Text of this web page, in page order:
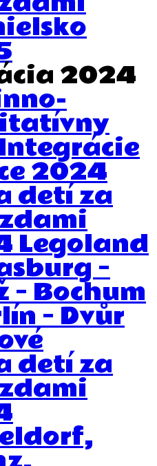
2024
2024
detí za
Legoland
–
– Bochum
– Dvůr
detí za